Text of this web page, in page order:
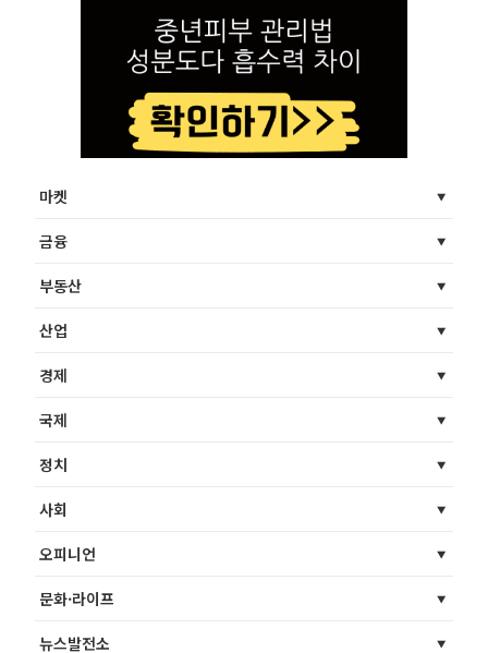
마켓
금융
부동산
산업
경제
국제
정치
사회
오피니언
문화·라이프
뉴스발전소